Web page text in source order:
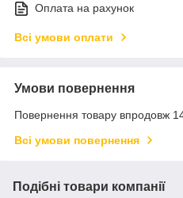
Оплата на рахунок
Всі умови оплати
Умови повернення
Повернення товару впродовж
Всі умови повернення
Подібні товари компанії